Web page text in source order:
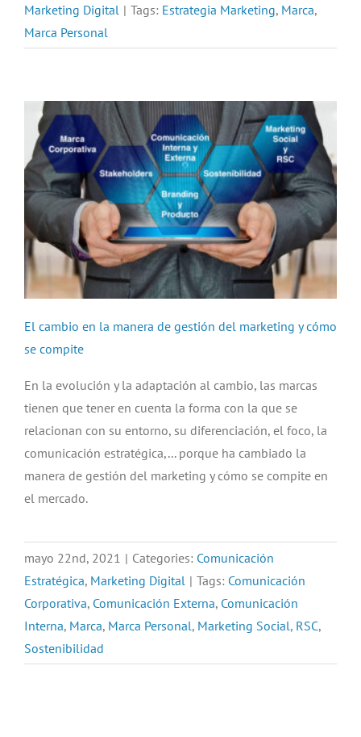
Marketing Digital | Tags: Estrategia Marketing, Marca,
Marca Personal
El cambio en la manera de gestión del marketing y cómo
se compite
En la evolución y la adaptación al cambio, las marcas
tienen que tener en cuenta la forma con la que se
relacionan con su entorno, su diferenciación, el foco, la
comunicación estratégica,... porque ha cambiado la
manera de gestión del marketing y cómo se compite en
el mercado.
mayo 22nd, 2021 | Categories: Comunicación
Estratégica, Marketing Digital | Tags: Comunicación
Corporativa, Comunicación Externa, Comunicación
Interna, Marca, Marca Personal, Marketing Social, RSC,
Sostenibilidad